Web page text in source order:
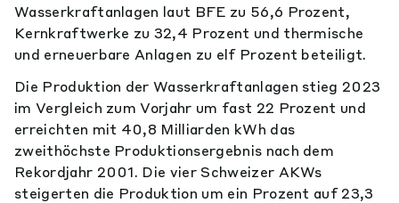
Wasserkraftanlagen laut BFE zu 56,6 Prozent,
Kernkraftwerke zu 32,4 Prozent und thermische
und erneuerbare Anlagen zu elf Prozent beteiligt.
Die Produktion der Wasserkraftanlagen stieg 2023
im Vergleich zum Vorjahr um fast 22 Prozent und
erreichten mit 40,8 Milliarden kWh das
zweithöchste Produktionsergebnis nach dem
Rekordjahr 2001. Die vier Schweizer AKWs
steigerten die Produktion um ein Prozent auf 23,3